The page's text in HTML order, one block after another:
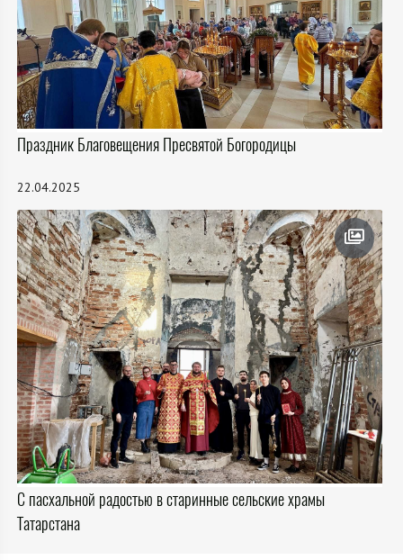
Праздник Благовещения Пресвятой Богородицы
22.04.2025
С пасхальной радостью в старинные сельские храмы
Татарстана